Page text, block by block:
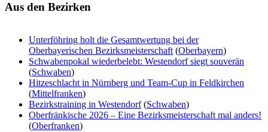
Aus den Bezirken
Unterföhring holt die Gesamtwertung bei der
Oberbayerischen Bezirksmeisterschaft (Oberbayern)
Schwabenpokal wiederbelebt: Westendorf siegt souverän
(Schwaben)
Hitzeschlacht in Nürnberg und Team-Cup in Feldkirchen
(Mittelfranken)
Bezirkstraining in Westendorf (Schwaben)
Oberfränkische 2026 – Eine Bezirksmeisterschaft mal anders!
(Oberfranken)